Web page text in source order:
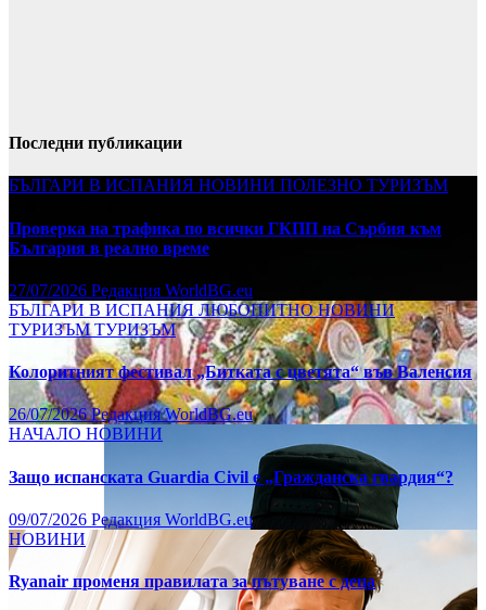
Последни публикации
БЪЛГАРИ В ИСПАНИЯ НОВИНИ ПОЛЕЗНО ТУРИЗЪМ
Проверка на трафика по всички ГКПП на Сърбия към
България в реално време
27/07/2026 Редакция WorldBG.eu
БЪЛГАРИ В ИСПАНИЯ ЛЮБОПИТНОНОВИНИ
ТУРИЗЪМТУРИЗЪМ
Колоритният фестивал „Битката с цветята“ във Валенсия
26/07/2026Редакция WorldBG.eu
НАЧАЛО НОВИНИ
Защо испанската Guardia Civil е „Гражданска гвардия“?
09/07/2026 Редакция WorldBG.eu
НОВИНИ
Ryanair променя правилата за пътуване с деца